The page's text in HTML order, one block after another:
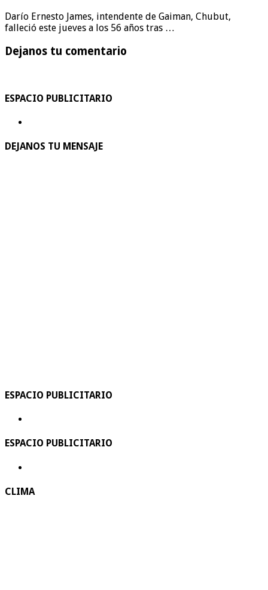
Darío Ernesto James, intendente de Gaiman, Chubut,
falleció este jueves a los 56 años tras …
Dejanos tu comentario
ESPACIO PUBLICITARIO
DEJANOS TU MENSAJE
ESPACIO PUBLICITARIO
ESPACIO PUBLICITARIO
CLIMA